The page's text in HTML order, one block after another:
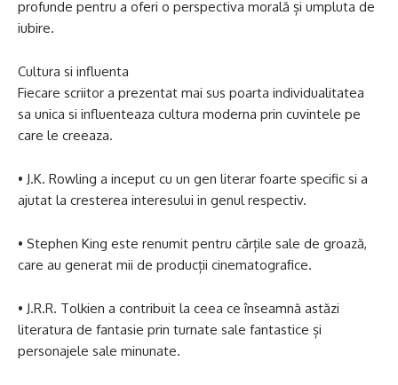
profunde pentru a oferi o perspectiva morală și umpluta de
iubire.
Cultura si influenta
Fiecare scriitor a prezentat mai sus poarta individualitatea
sa unica si influenteaza cultura moderna prin cuvintele pe
care le creeaza.
• J.K. Rowling a inceput cu un gen literar foarte specific si a
ajutat la cresterea interesului in genul respectiv.
• Stephen King este renumit pentru cărțile sale de groază,
care au generat mii de producții cinematografice.
• J.R.R. Tolkien a contribuit la ceea ce înseamnă astăzi
literatura de fantasie prin turnate sale fantastice și
personajele sale minunate.